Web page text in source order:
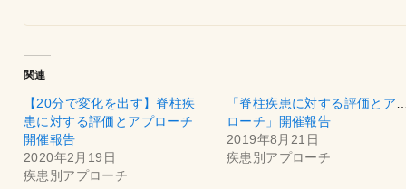
関連
【20分で変化を出す】脊柱疾
患に対する評価とアプローチ
開催報告
2020年2月19日
疾患別アプローチ
「脊柱疾患に対する評価とア
ローチ」開催報告
2019年8月21日
疾患別アプローチ